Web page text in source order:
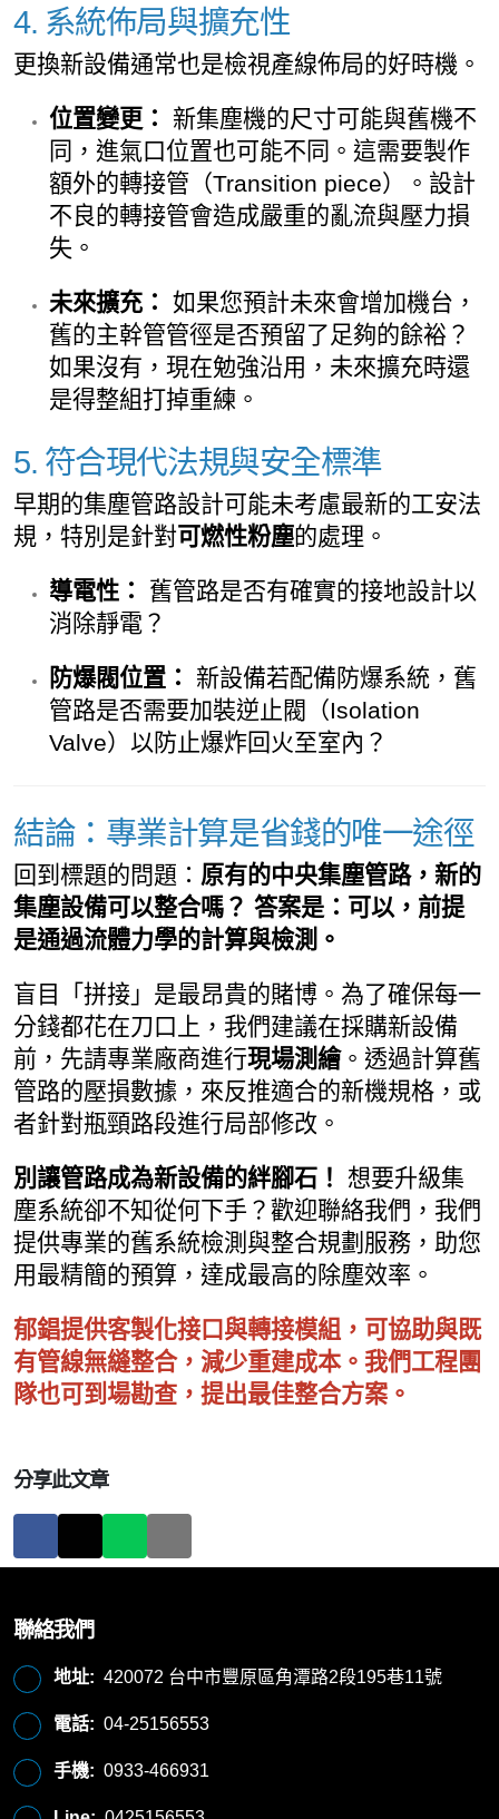
4. 系統佈局與擴充性
更換新設備通常也是檢視產線佈局的好時機。
位置變更：
新集塵機的尺寸可能與舊機不
同，進氣口位置也可能不同。這需要製作
額外的轉接管（Transition piece）。設計
不良的轉接管會造成嚴重的亂流與壓力損
失。
未來擴充：
如果您預計未來會增加機台，
舊的主幹管管徑是否預留了足夠的餘裕？
如果沒有，現在勉強沿用，未來擴充時還
是得整組打掉重練。
5. 符合現代法規與安全標準
早期的集塵管路設計可能未考慮最新的工安法
規，特別是針對可燃性粉塵的處理。
導電性：
舊管路是否有確實的接地設計以
消除靜電？
防爆閥位置：
新設備若配備防爆系統，舊
管路是否需要加裝逆止閥（Isolation
Valve）以防止爆炸回火至室內？
結論：專業計算是省錢的唯一途徑
回到標題的問題： 原有的中央集塵管路，新的
集塵設備可以整合嗎？ 答案是：可以，前提
是通過流體力學的計算與檢測。
盲目「拼接」是最昂貴的賭博。為了確保每一
分錢都花在刀口上，我們建議在採購新設備
前，先請專業廠商進行現場測繪。透過計算舊
管路的壓損數據，來反推適合的新機規格，或
者針對瓶頸路段進行局部修改。
別讓管路成為新設備的絆腳石！
想要升級集
塵系統卻不知從何下手？歡迎聯絡我們，我們
提供專業的舊系統檢測與整合規劃服務，助您
用最精簡的預算，達成最高的除塵效率。
郁錩提供客製化接口與轉接模組，可協助與既
有管線無縫整合，減少重建成本。我們工程團
隊也可到場勘查，提出最佳整合方案。
分享此文章
聯絡我們
地址: 420072 台中市豐原區角潭路2段195巷11號
電話: 04-25156553
手機: 0933-466931